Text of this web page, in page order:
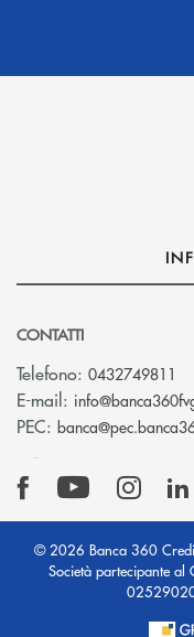
CONTATTI
Telefono: 0432749811
E-mail:
PEC:
© 2026 Banca 360
Società partecipante al